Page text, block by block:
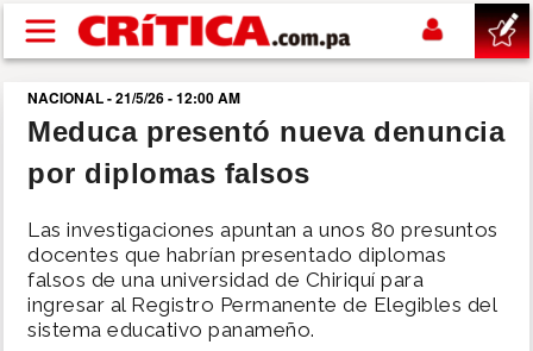
Pasar al contenido principal
buscar
SUCESOS
NACIONAL
POLÍTICA
NACIONAL - 21/5/26 - 12:00 AM
Meduca presentó nueva denuncia
por diplomas falsos
Las investigaciones apuntan a unos 80 presuntos
docentes que habrían presentado diplomas
falsos de una universidad de Chiriquí para
ingresar al Registro Permanente de Elegibles del
sistema educativo panameño.